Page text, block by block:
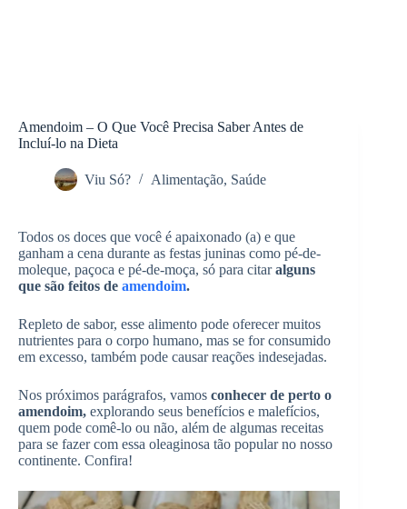
Amendoim – O Que Você Precisa Saber Antes de
Incluí-lo na Dieta
Viu Só? Alimentação, Saúde
Todos os doces que você é apaixonado (a) e que
ganham a cena durante as festas juninas como pé-de-
moleque, paçoca e pé-de-moça, só para citaralguns
que são feitos de amendoim.
Repleto de sabor, esse alimento pode oferecer muitos
nutrientes para o corpo humano, mas se for consumido
em excesso, também pode causar reações indesejadas.
Nos próximos parágrafos, vamos conhecer de perto o
amendoim, explorando seus benefícios e malefícios,
quem pode comê-lo ou não, além de algumas receitas
para se fazer com essa oleaginosa tão popular no nosso
continente. Confira!